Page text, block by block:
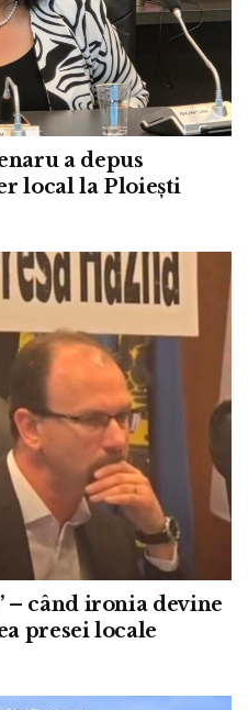
a depus
local la Ploiești
– când ironia devine
presei locale